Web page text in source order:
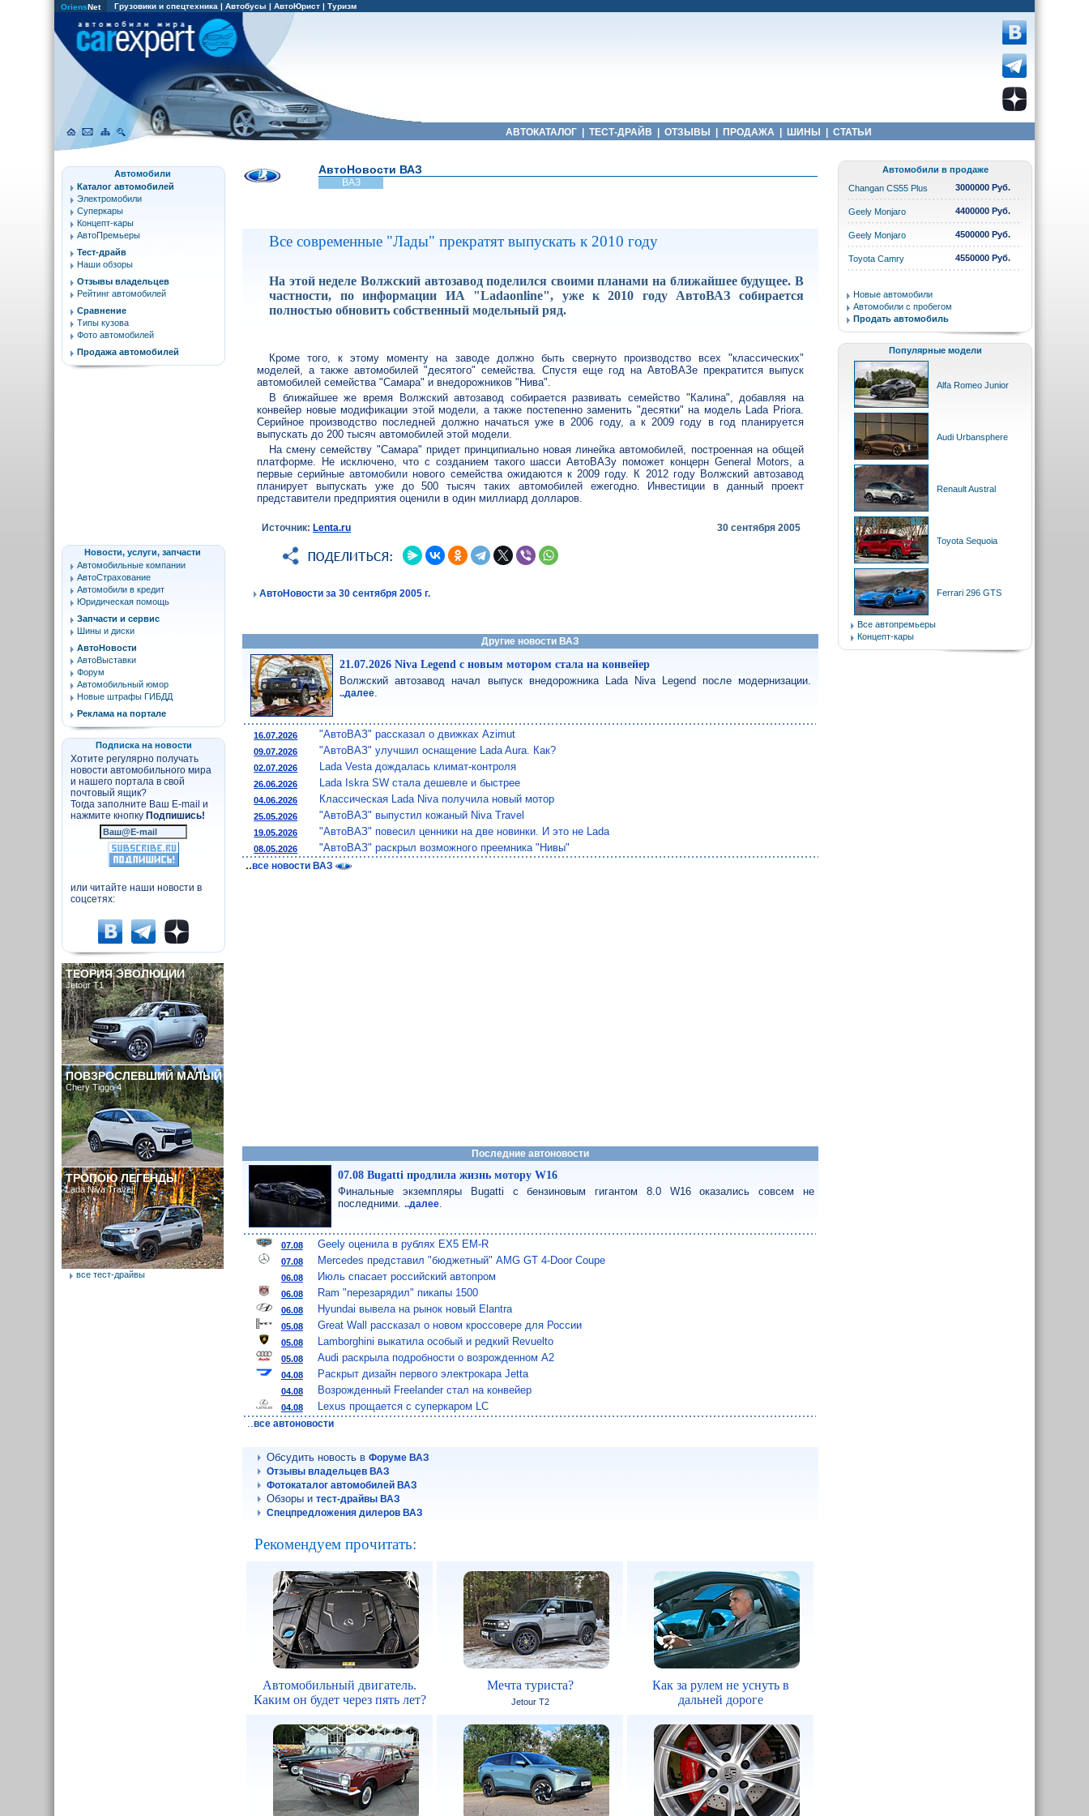
OriensNet Грузовики и спецтехника | Автобусы | АвтоЮрист | Туризм
АВТОКАТАЛОГ ТЕСТ-ДРАЙВ ОТЗЫВЫ ПРОДАЖА ШИНЫ СТАТЬИ
АвтоНовости ВАЗ
ВАЗ
Все современные "Лады" прекратят выпускать к 2010 году
На этой неделе Волжский автозавод поделился своими планами на ближайшее будущее. В
частности, по информации ИА "Ladaonline", уже к 2010 году АвтоВАЗ собирается
полностью обновить собственный модельный ряд.
Кроме того, к этому моменту на заводе должно быть свернуто производство всех "классических"
моделей, а также автомобилей "десятого" семейства. Спустя еще год на АвтоВАЗе прекратится выпуск
автомобилей семейства "Самара" и внедорожников "Нива".
В ближайшее же время Волжский автозавод собирается развивать семейство "Калина", добавляя на
конвейер новые модификации этой модели, а также постепенно заменить "десятки" на модель Lada Priora.
Серийное производство последней должно начаться уже в 2006 году, а к 2009 году в год планируется
выпускать до 200 тысяч автомобилей этой модели.
На смену семейству "Самара" придет принципиально новая линейка автомобилей, построенная на общей
платформе. Не исключено, что с созданием такого шасси АвтоВАЗу поможет концерн General Motors, а
первые серийныеавтомобили нового семейства ожидаются к 2009 году. К 2012 году Волжский автозавод
планирует выпускать уже до 500 тысяч таких автомобилей ежегодно. Инвестиции в данный проект
представители предприятия оценили в один миллиард долларов.
Источник:Lenta.ru 30 сентября 2005
АвтоНовости за 30 сентября 2005 г.
Другие новости ВАЗ
21.07.2026 Niva Legend с новым мотором стала на конвейер
Волжский автозавод начал выпуск внедорожника Lada Niva Legend после модернизации.
..далее
16.07.2026 "АвтоВАЗ" рассказал о движках Azimut
09.07.2026 "АвтоВАЗ" улучшил оснащение Lada Aura. Как?
02.07.2026 Lada Vesta дождалась климат-контроля
26.06.2026 Lada Iskra SW стала дешевле и быстрее
04.06.2026 Классическая Lada Niva получила новый мотор
25.05.2026 "АвтоВАЗ" выпустил кожаный Niva Travel
19.05.2026 "АвтоВАЗ" повесил ценники на две новинки. И это не Lada
08.05.2026 "АвтоВАЗ" раскрыл возможного преемника "Нивы"
..все новости ВАЗ
Последние автоновости
07.08 Bugatti продлила жизнь мотору W16
Финальные экземпляры Bugatti с бензиновым гигантом 8.0 W16 оказались совсем не
последними...далее
07.08 Geely оценила в рублях EX5 EM-R
07.08 Mercedes представил "бюджетный" AMG GT 4-Door Coupe
06.08 Июль спасает российский автопром
06.08 Ram "перезарядил" пикапы 1500
06.08 Hyundai вывела на рынок новый Elantra
05.08 Great Wall рассказал о новом кроссовере для России
05.08 Lamborghini выкатила особый и редкий Revuelto
05.08 Audi раскрыла подробности о возрожденном A2
04.08 Раскрыт дизайн первого электрокара Jetta
04.08 Возрожденный Freelander стал на конвейер
04.08
Lexus прощается с суперкаром LC
..все автоновости
Обсудить новость вФоруме ВАЗ
Отзывы владельцев ВАЗ
Фотокаталог автомобилей ВАЗ
Обзоры итест-драйвы ВАЗ
Спецпредложения дилеров ВАЗ
Рекомендуем прочитать:
Автомобильный двигатель.
Каким он будет через пять лет?
Мечта туриста?
Jetour T2
Как за рулем не уснуть в
дальней дороге
Автомобили
Каталог автомобилей
Электромобили
Суперкары
Концепт-кары
АвтоПремьеры
Тест-драйв
Наши обзоры
Отзывы владельцев
Рейтинг автомобилей
Сравнение
Типы кузова
Фото автомобилей
Продажа автомобилей
Новости, услуги, запчасти
Автомобильные компании
АвтоСтрахование
Автомобили в кредит
Юридическая помощь
Запчасти и сервис
Шины и диски
АвтоНовости
АвтоВыставки
Форум
Автомобильный юмор
Новые штрафы ГИБДД
Реклама на портале
Подписка на новости
Хотите регулярно получать
новости автомобильного мира
и нашего портала в свой
почтовый ящик?
Тогда заполните Ваш E-mail и
нажмите кнопку Подпишись!
или читайте наши новости в
соцсетях:
ТЕОРИЯ ЭВОЛЮЦИИ
Jetour T1
ПОВЗРОСЛЕВШИЙ МАЛЫЙ
Chery Tiggo 4
ТРОПОЮ ЛЕГЕНДЫ
Lada Niva Travel
все тест-драйвы
Автомобили в продаже
Changan CS55 Plus
3000000 Руб.
Geely Monjaro 4400000 Руб.
Geely Monjaro 4500000 Руб.
Toyota Camry 4550000 Руб.
Новые автомобили
Автомобили с пробегом
Продать автомобиль
Популярные модели
Alfa Romeo Junior
Audi Urbansphere
Renault Austral
Toyota Sequoia
Ferrari 296 GTS
Все автопремьеры
Концепт-кары